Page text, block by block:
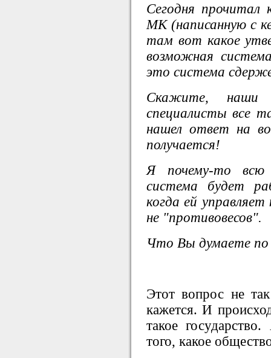
Сегодня
МК (написанную с
там вот какое
возможная
это система
Скажите, наши
специалисты все
нашел ответ на
получается!
Я почему-то
система будет
когда ей
не "противовесов".
Что Вы думаете по
Этот вопрос не
кажется. И
такое
того, какое